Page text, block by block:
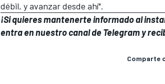
débil, y avanzar desde ahí".
¡Si quieres mantenerte informado al
entra ennuestro canal de Telegramy
Comparte